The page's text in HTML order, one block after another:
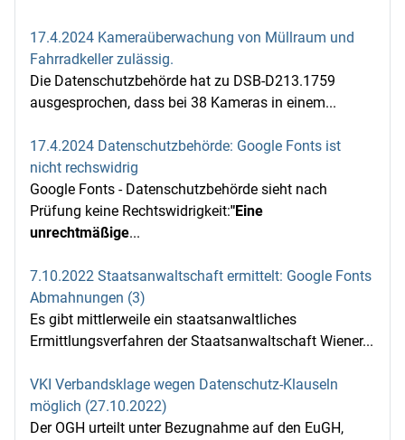
17.4.2024 Kameraüberwachung von Müllraum und
Fahrradkeller zulässig.
Die Datenschutzbehörde hat zu DSB-D213.1759
ausgesprochen, dass bei 38 Kameras in einem...
17.4.2024 Datenschutzbehörde: Google Fonts ist
nicht rechswidrig
Google Fonts - Datenschutzbehörde sieht nach
Prüfung keine Rechtswidrigkeit:"Eine
unrechtmäßige...
7.10.2022 Staatsanwaltschaft ermittelt: Google Fonts
Abmahnungen (3)
Es gibt mittlerweile ein staatsanwaltliches
Ermittlungsverfahren der Staatsanwaltschaft Wiener...
VKI Verbandsklage wegen Datenschutz-Klauseln
möglich (27.10.2022)
Der OGH urteilt unter Bezugnahme auf den EuGH,